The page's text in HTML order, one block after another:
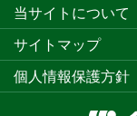
当サイトについて
サイトマップ
個人情報保護方針